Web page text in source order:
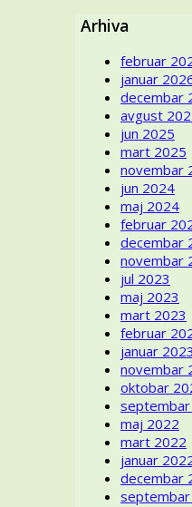
Arhiva
februar
januar
decembar
avgust
jun 2025
mart 2025
novembar
jun 2024
maj 2024
februar
decembar
novembar
jul 2023
maj 2023
mart 2023
februar
januar 2023
novembar
oktobar
maj 2022
mart 2022
januar
decembar
septembar